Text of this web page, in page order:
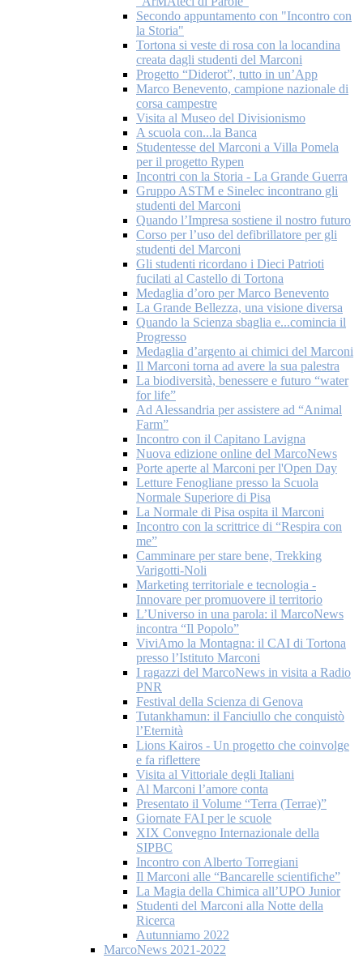
Secondo appuntamento con "Incontro con
la Storia"
Tortona si veste di rosa con la locandina
creata dagli studenti del Marconi
Progetto “Diderot”, tutto in un’App
Marco Benevento, campione nazionale di
corsa campestre
Visita al Museo del Divisionismo
A scuola con...la Banca
Studentesse del Marconi a Villa Pomela
per il progetto Rypen
Incontri con la Storia - La Grande Guerra
Gruppo ASTM e Sinelec incontrano gli
studenti del Marconi
Quando l’Impresa sostiene il nostro futuro
Corso per l’uso del defibrillatore per gli
studenti del Marconi
Gli studenti ricordano i Dieci Patrioti
fucilati al Castello di Tortona
Medaglia d’oro per Marco Benevento
La Grande Bellezza, una visione diversa
Quando la Scienza sbaglia e...comincia il
Progresso
Medaglia d’argento ai chimici del Marconi
Il Marconi torna ad avere la sua palestra
La biodiversità, benessere e futuro “water
for life”
Ad Alessandria per assistere ad “Animal
Farm”
Incontro con il Capitano Lavigna
Nuova edizione online del MarcoNews
Porte aperte al Marconi per l'Open Day
Letture Fenogliane presso la Scuola
Normale Superiore di Pisa
La Normale di Pisa ospita il Marconi
Incontro con la scrittrice di “Respira con
me”
Camminare per stare bene, Trekking
Varigotti-Noli
Marketing territoriale e tecnologia -
Innovare per promuovere il territorio
L’Universo in una parola: il MarcoNews
incontra “Il Popolo”
ViviAmo la Montagna: il CAI di Tortona
presso l’Istituto Marconi
I ragazzi del MarcoNews in visita a Radio
PNR
Festival della Scienza di Genova
Tutankhamun: il Fanciullo che conquistò
l’Eternità
Lions Kairos - Un progetto che coinvolge
e fa riflettere
Visita al Vittoriale degli Italiani
Al Marconi l’amore conta
Presentato il Volume “Terra (Terrae)”
Giornate FAI per le scuole
XIX Convegno Internazionale della
SIPBC
Incontro con Alberto Torregiani
Il Marconi alle “Bancarelle scientifiche”
La Magia della Chimica all’UPO Junior
Studenti del Marconi alla Notte della
Ricerca
Autunniamo 2022
MarcoNews 2021-2022